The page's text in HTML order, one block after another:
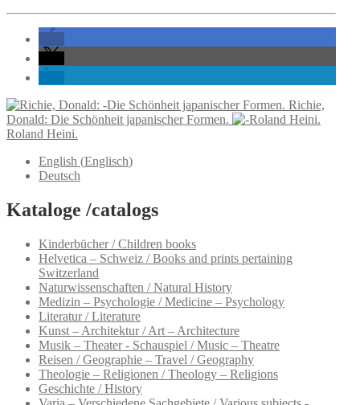
Richie,
Donald: Die Schönheit japanischer Formen.
Roland Heini.
English (Englisch)
Deutsch
Kataloge /catalogs
Kinderbücher / Children books
Helvetica – Schweiz / Books and prints pertaining
Switzerland
Naturwissenschaften / Natural History
Medizin – Psychologie / Medicine – Psychology
Literatur / Literature
Kunst – Architektur / Art – Architecture
Musik – Theater - Schauspiel / Music – Theatre
Reisen / Geographie – Travel / Geography
Theologie – Religionen / Theology – Religions
Geschichte / History